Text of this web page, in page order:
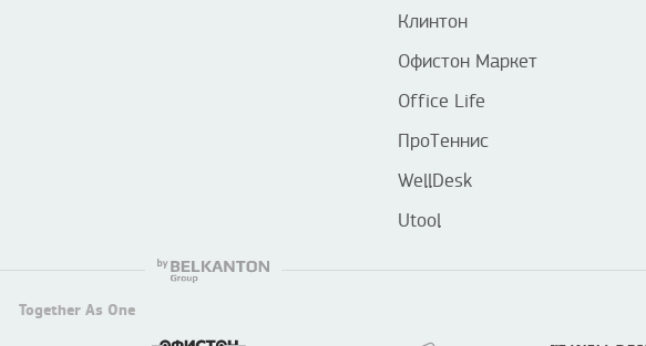
Клинтон
Офистон Маркет
Office Life
ПроТеннис
WellDesk
Utool
Together As One